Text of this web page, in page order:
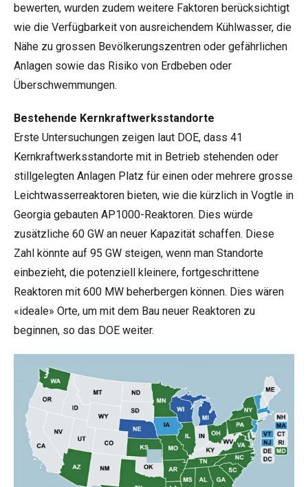
bewerten, wurden zudem weitere Faktoren berücksichtigt
wie die Verfügbarkeit von ausreichendem Kühlwasser, die
Nähe zu grossen Bevölkerungszentren oder gefährlichen
Anlagen sowie das Risiko von Erdbeben oder
Überschwemmungen.
Bestehende Kernkraftwerksstandorte
Erste Untersuchungen zeigen laut DOE, dass 41
Kernkraftwerksstandorte mit in Betrieb stehenden oder
stillgelegten Anlagen Platz für einen oder mehrere grosse
Leichtwasserreaktoren bieten, wie die kürzlich in Vogtle in
Georgia gebauten AP1000-Reaktoren. Dies würde
zusätzliche 60 GW an neuer Kapazität schaffen. Diese
Zahl könnte auf 95 GW steigen, wenn man Standorte
einbezieht, die potenziell kleinere, fortgeschrittene
Reaktoren mit 600 MW beherbergen können. Dies wären
«ideale» Orte, um mit dem Bau neuer Reaktoren zu
beginnen, so das DOE weiter.